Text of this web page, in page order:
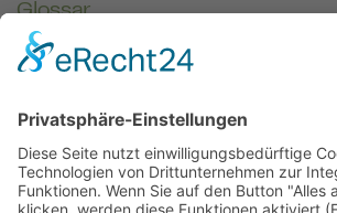
Glossar
News
Anfrage stellen
Deine Experten für